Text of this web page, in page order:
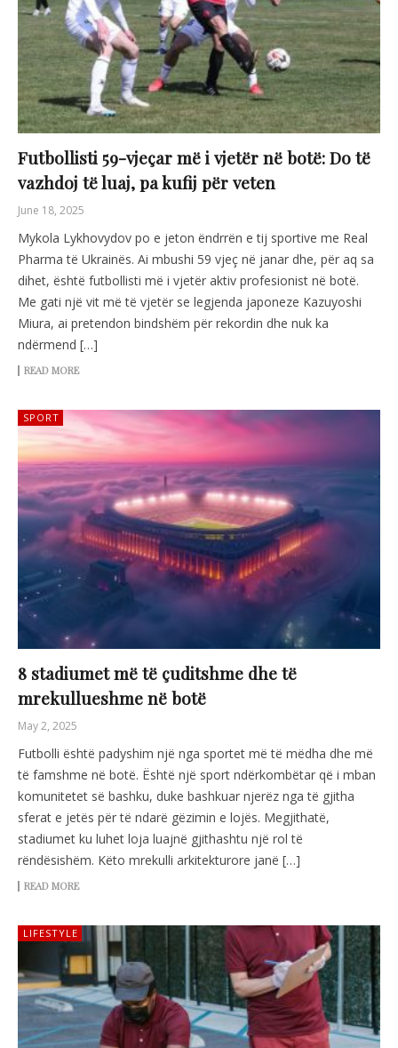
Futbollisti 59-vjeçar më i vjetër në botë: Do të
vazhdoj të luaj, pa kufij për veten
June 18, 2025
Mykola Lykhovydov po e jeton ëndrrën e tij sportive me Real
Pharma të Ukrainës. Ai mbushi 59 vjeç në janar dhe, për aq sa
dihet, është futbollisti më i vjetër aktiv profesionist në botë.
Me gati një vit më të vjetër se legjenda japoneze Kazuyoshi
Miura, ai pretendon bindshëm për rekordin dhe nuk ka
ndërmend […]
READ MORE
SPORT
8 stadiumet më të çuditshme dhe të
mrekullueshme në botë
May 2, 2025
Futbolli është padyshim një nga sportet më të mëdha dhe më
të famshme në botë. Është një sport ndërkombëtar që i mban
komunitetet së bashku, duke bashkuar njerëz nga të gjitha
sferat e jetës për të ndarë gëzimin e lojës. Megjithatë,
stadiumet ku luhet loja luajnë gjithashtu një rol të
rëndësishëm. Këto mrekulli arkitekturore janë […]
READ MORE
LIFESTYLE